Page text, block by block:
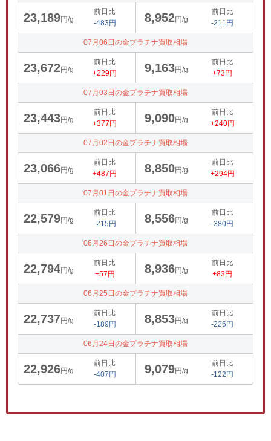
23,189円/g
前日比
-483円
8,952円/g
前日比
-211円
07月06日の金プラチナ買取相場
23,672円/g
前日比
+229円
9,163円/g
前日比
+73円
07月03日の金プラチナ買取相場
23,443円/g
前日比
+377円
9,090円/g
前日比
+240円
07月02日の金プラチナ買取相場
23,066円/g
前日比
+487円
8,850円/g
前日比
+294円
07月01日の金プラチナ買取相場
22,579円/g
前日比
-215円
8,556円/g
前日比
-380円
06月26日の金プラチナ買取相場
22,794円/g
前日比
+57円
8,936円/g
前日比
+83円
06月25日の金プラチナ買取相場
22,737円/g
前日比
-189円
8,853円/g
前日比
-226円
06月24日の金プラチナ買取相場
22,926円/g
前日比
-407円
9,079円/g
前日比
-122円